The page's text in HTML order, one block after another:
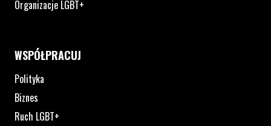
Organizacje LGBT+
WSPÓŁPRACUJ
Polityka
Biznes
Ruch LGBT+